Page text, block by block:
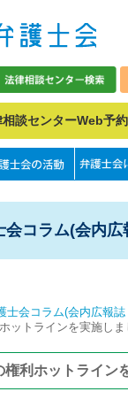
相談センターWeb予約
会コラム(会内
士会コラム(会内広報
ットラインを実施しま
権利ホットライン